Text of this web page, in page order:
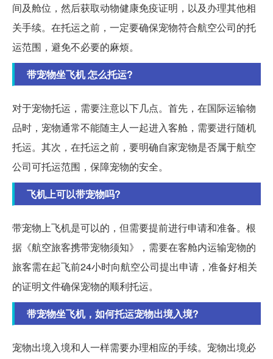
间及舱位，然后获取动物健康免疫证明，以及办理其他相
关手续。在托运之前，一定要确保宠物符合航空公司的托
运范围，避免不必要的麻烦。
带宠物坐飞机 怎么托运?
对于宠物托运，需要注意以下几点。首先，在国际运输物
品时，宠物通常不能随主人一起进入客舱，需要进行随机
托运。其次，在托运之前，要明确自家宠物是否属于航空
公司可托运范围，保障宠物的安全。
飞机上可以带宠物吗?
带宠物上飞机是可以的，但需要提前进行申请和准备。根
据《航空旅客携带宠物须知》，需要在客舱内运输宠物的
旅客需在起飞前24小时向航空公司提出申请，准备好相关
的证明文件确保宠物的顺利托运。
带宠物坐飞机，如何托运宠物出境入境?
宠物出境入境和人一样需要办理相应的手续。宠物出境必